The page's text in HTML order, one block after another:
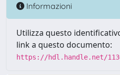
Informazioni
Utilizza questo
link a questo documento:
https://hdl.handle.net/